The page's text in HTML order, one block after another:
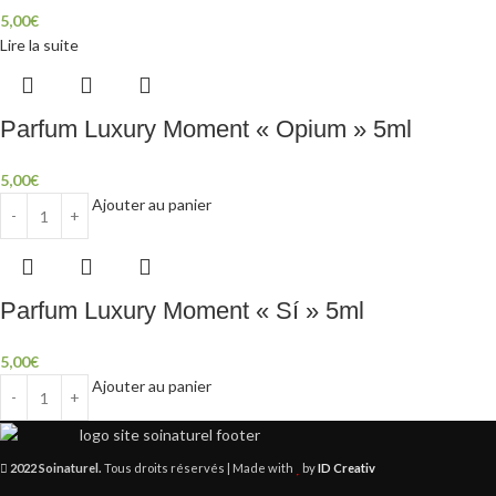
5,00€
Lire la suite
Parfum Luxury Moment « Opium » 5ml
5,00€
Ajouter au panier
Parfum Luxury Moment « Sí » 5ml
5,00€
Ajouter au panier
2022 Soinaturel. Tous droits réservés | Made with byID Creativ